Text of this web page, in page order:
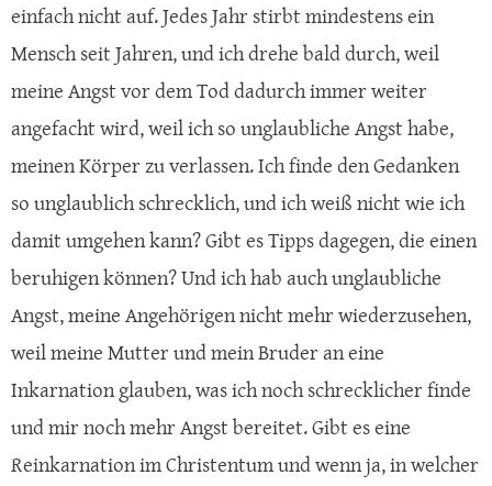
einfach nicht auf. Jedes Jahr stirbt mindestens ein
Mensch seit Jahren, und ich drehe bald durch, weil
meine Angst vor dem Tod dadurch immer weiter
angefacht wird, weil ich so unglaubliche Angst habe,
meinen Körper zu verlassen. Ich finde den Gedanken
so unglaublich schrecklich, und ich weiß nicht wie ich
damit umgehen kann? Gibt es Tipps dagegen, die einen
beruhigen können? Und ich hab auch unglaubliche
Angst, meine Angehörigen nicht mehr wiederzusehen,
weil meine Mutter und mein Bruder an eine
Inkarnation glauben, was ich noch schrecklicher finde
und mir noch mehr Angst bereitet. Gibt es eine
Reinkarnation im Christentum und wenn ja, in welcher